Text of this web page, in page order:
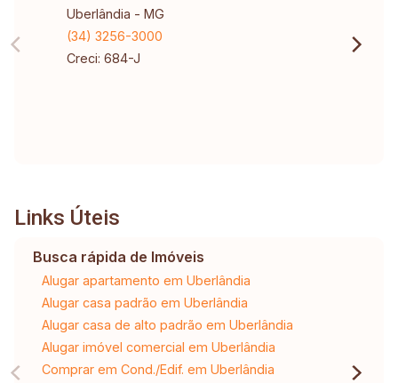
Uberlândia - MG
(34) 3256-3000
Creci: 684-J
Links Úteis
Busca rápida de Imóveis
Alugar apartamento em Uberlândia
Alugar casa padrão em Uberlândia
Alugar casa de alto padrão em Uberlândia
Alugar imóvel comercial em Uberlândia
Comprar em Cond./Edif. em Uberlândia